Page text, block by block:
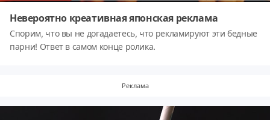
Невероятно креативная японская реклама
Спорим, что вы не догадаетесь, что рекламируют эти бедные
парни! Ответ в самом конце ролика.
Реклама